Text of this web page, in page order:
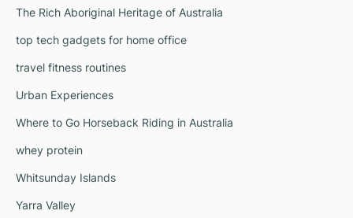
The Rich Aboriginal Heritage of Australia
top tech gadgets for home office
travel fitness routines
Urban Experiences
Where to Go Horseback Riding in Australia
whey protein
Whitsunday Islands
Yarra Valley